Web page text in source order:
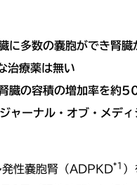
多数の嚢胞ができ腎
治療薬は無い
臓の容積の増加率を約
ーナル・オブ・メデ
発性嚢胞腎（ADPKD*1